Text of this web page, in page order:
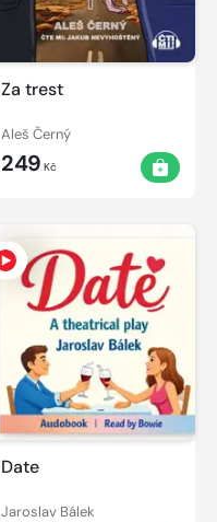
Za trest
Aleš Černý
249 Kč
Date
Jaroslav Bálek